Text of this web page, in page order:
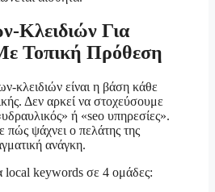
Κλειδιών Για
Τοπική Πρόθεση
κλειδιών είναι η βάση κάθε
Δεν αρκεί να στοχεύσουμε
ή «seo υπηρεσίες».
πώς ψάχνει ο πελάτης της
ανάγκη.
local keywords σε 4 ομάδες: